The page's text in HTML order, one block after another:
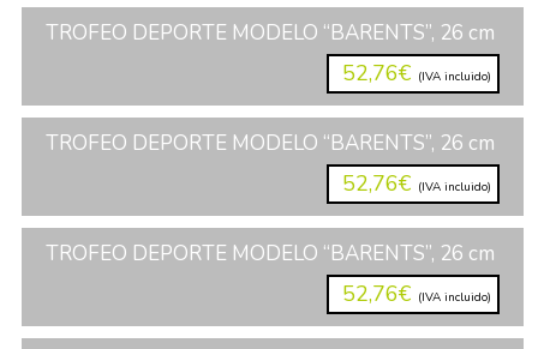
TROFEO DEPORTE MODELO “BARENTS”, 26 cm
52,76€ (IVA incluido)
TROFEO DEPORTE MODELO “BARENTS”, 26 cm
52,76€ (IVA incluido)
TROFEO DEPORTE MODELO “BARENTS”, 26 cm
52,76€ (IVA incluido)